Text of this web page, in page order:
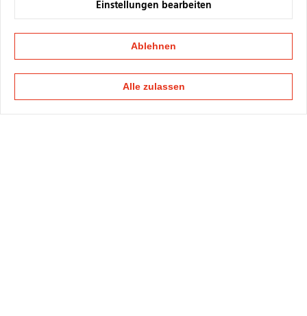
Einstellungen bearbeiten
Ablehnen
Alle zulassen